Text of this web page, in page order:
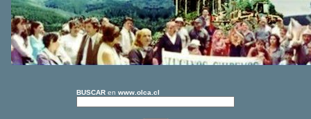
BUSCAR en www.olca.cl